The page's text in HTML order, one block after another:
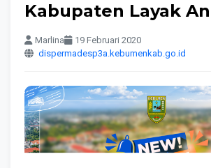
Kabupaten Layak
Marlina
19 Februari 2020
dispermadesp3a.kebumenkab.go.id